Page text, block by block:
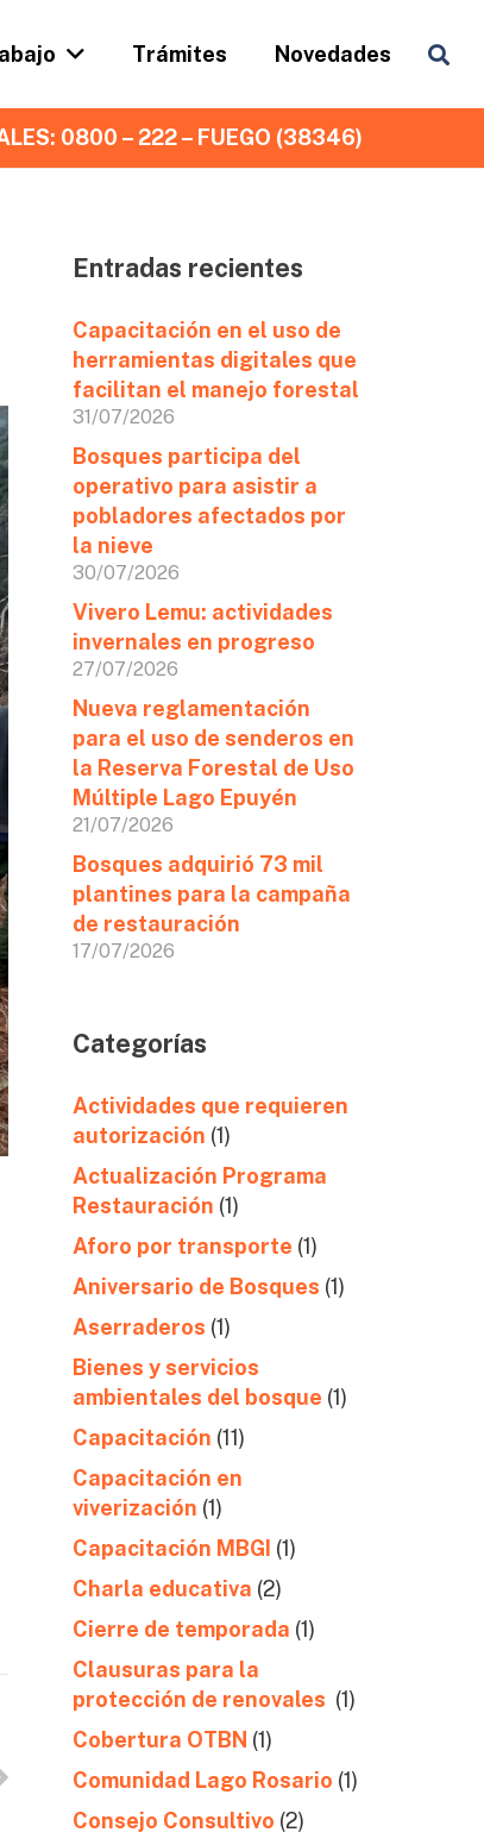
Trámites Novedades
0800 – 222 – FUEGO (38346)
Entradas recientes
Capacitación en el uso de
herramientas digitales que
facilitan el manejo forestal
31/07/2026
Bosques participa del
operativo para asistir a
pobladores afectados por
la nieve
30/07/2026
Vivero Lemu: actividades
invernales en progreso
27/07/2026
Nueva reglamentación
para el uso de senderos en
la Reserva Forestal de Uso
Múltiple Lago Epuyén
21/07/2026
Bosques adquirió 73 mil
plantines para la campaña
de restauración
17/07/2026
Categorías
Actividades que requieren
autorización (1)
Actualización Programa
Restauración (1)
Aforo por transporte (1)
Aniversario de Bosques (1)
Aserraderos (1)
Bienes y servicios
ambientales del bosque (1)
Capacitación (11)
Capacitación en
viverización (1)
Capacitación MBGI (1)
Charla educativa (2)
Cierre de temporada (1)
Clausuras para la
protección de renovales (1)
Cobertura OTBN (1)
Comunidad Lago Rosario (1)
Consejo Consultivo (2)